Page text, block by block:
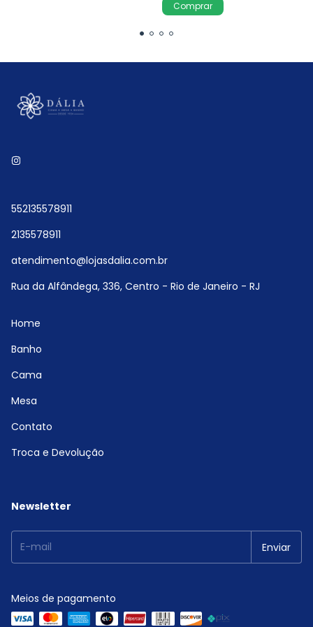
552135578911
2135578911
atendimento@lojasdalia.com.br
Rua da Alfândega, 336, Centro - Rio de Janeiro - RJ
Home
Banho
Cama
Mesa
Contato
Troca e Devolução
Newsletter
Meios de pagamento